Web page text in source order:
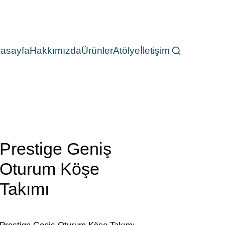
HakkımızdaÜrünlerAtölyeİletişim
Geniş
Köşe